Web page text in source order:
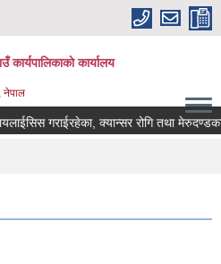
कार्यपालिकाकाे कार्यालय
नेपाल
गराईरहेका, क्यान्सर रोगि तथा मेरुदण्डका